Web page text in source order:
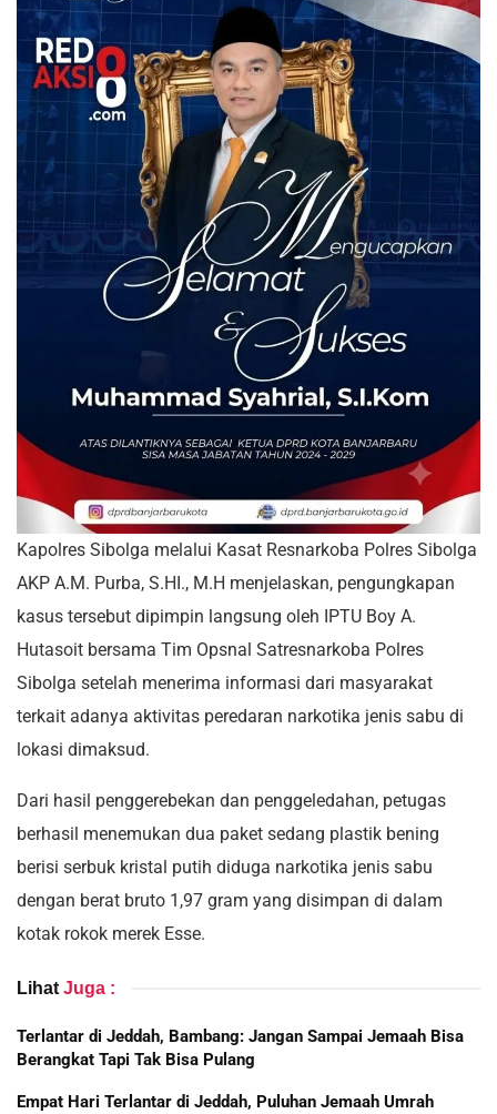
Kapolres Sibolga melalui Kasat Resnarkoba Polres Sibolga
AKP A.M. Purba, S.HI., M.H menjelaskan, pengungkapan
kasus tersebut dipimpin langsung oleh IPTU Boy A.
Hutasoit bersama Tim Opsnal Satresnarkoba Polres
Sibolga setelah menerima informasi dari masyarakat
terkait adanya aktivitas peredaran narkotika jenis sabu di
lokasi dimaksud.
Dari hasil penggerebekan dan penggeledahan, petugas
berhasil menemukan dua paket sedang plastik bening
berisi serbuk kristal putih diduga narkotika jenis sabu
dengan berat bruto 1,97 gram yang disimpan di dalam
kotak rokok merek Esse.
Lihat Juga :
Terlantar di Jeddah, Bambang: Jangan Sampai Jemaah Bisa
Berangkat Tapi Tak Bisa Pulang
Empat Hari Terlantar di Jeddah, Puluhan Jemaah Umrah